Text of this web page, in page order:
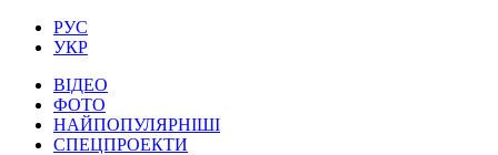
РУС
УКР
ВІДЕО
ФОТО
НАЙПОПУЛЯРНІШІ
СПЕЦПРОЕКТИ